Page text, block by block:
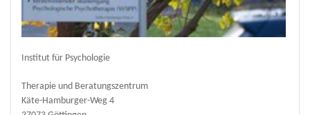
Institut für Psychologie
Therapie und Beratungszentrum
Käte-Hamburger-Weg 4